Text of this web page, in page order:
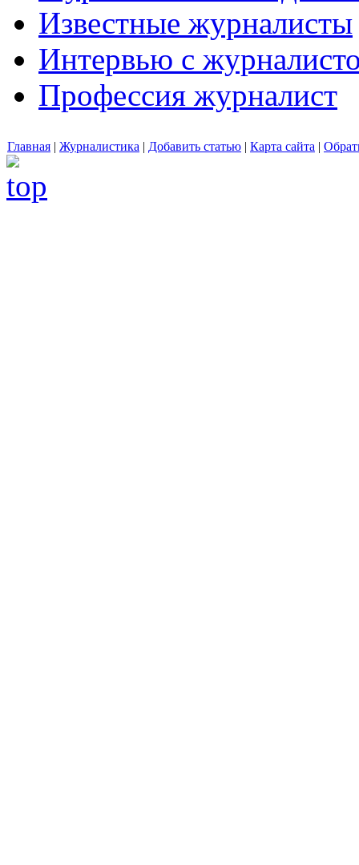
Известные журналисты
Интервью с
Профессия журналист
Главная | Журналистика | Добавить статью | Карта сайта |